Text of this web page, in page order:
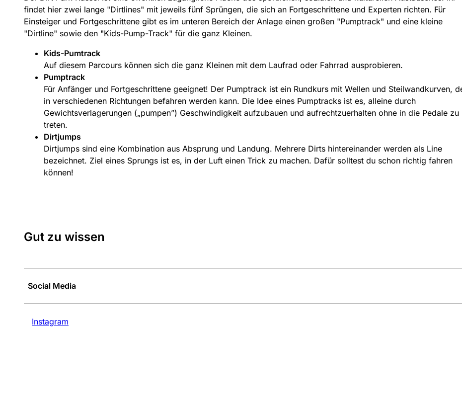
findet hier zwei lange "Dirtlines" mit jeweils fünf Sprüngen, die sich an Fortgeschrittene und Experten richten. Für
Einsteiger und Fortgeschrittene gibt es im unteren Bereich der Anlage einen großen "Pumptrack" und eine kleine
"Dirtline" sowie den "Kids-Pump-Track" für die ganz Kleinen.
Kids-Pumtrack
Auf diesem Parcours können sich die ganz Kleinen mit dem Laufrad oder Fahrrad ausprobieren.
Pumptrack
Für Anfänger und Fortgeschrittene geeignet! Der Pumptrack ist ein Rundkurs mit Wellen und Steilwandkurven,
in verschiedenen Richtungen befahren werden kann. Die Idee eines Pumptracks ist es, alleine durch
Gewichtsverlagerungen („pumpen”) Geschwindigkeit aufzubauen und aufrechtzuerhalten ohne in die Pedale zu
treten.
Dirtjumps
Dirtjumps sind eine Kombination aus Absprung und Landung. Mehrere Dirts hintereinander werden als Line
bezeichnet. Ziel eines Sprungs ist es, in der Luft einen Trick zu machen. Dafür solltest du schon richtig fahren
können!
Gut zu wissen
Social Media
Instagram